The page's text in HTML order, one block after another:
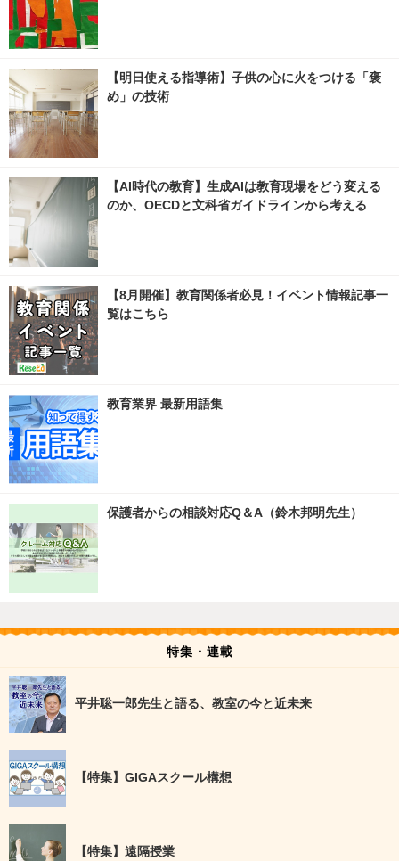
【明日使える指導術】子供の心に火をつける「褒
め」の技術
【AI時代の教育】生成AIは教育現場をどう変える
のか、OECDと文科省ガイドラインから考える
【8月開催】教育関係者必見！イベント情報記事一
覧はこちら
教育業界 最新用語集
保護者からの相談対応Q＆A（鈴木邦明先生）
特集・連載
平井聡一郎先生と語る、教室の今と近未来
【特集】GIGAスクール構想
【特集】遠隔授業